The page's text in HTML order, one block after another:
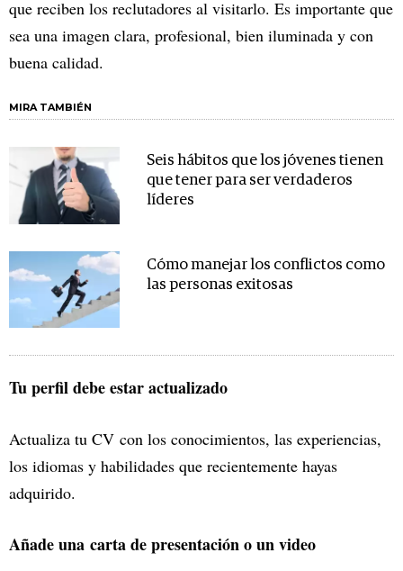
que reciben los reclutadores al visitarlo. Es importante que
sea una imagen clara, profesional, bien iluminada y con
buena calidad.
MIRA TAMBIÉN
Seis hábitos que los jóvenes tienen
que tener para ser verdaderos
líderes
Cómo manejar los conflictos como
las personas exitosas
Tu perfil debe estar actualizado
Actualiza tu CV con los conocimientos, las experiencias,
los idiomas y habilidades que recientemente hayas
adquirido.
Añade una carta de presentación o un video